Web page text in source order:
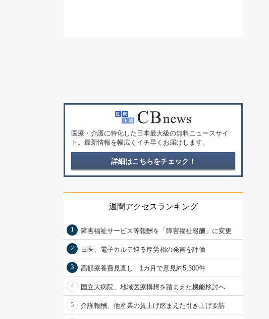
医療・介護に特化した日本最大級の無料ニュースサイ
ト。最新情報を幅広くイチ早くお届けします。
詳細はこちらをチェック！
週間アクセスランキング
1 障害福祉サービス等報酬を「障害福祉報酬」に変更
2 日医、電子カルテ巡る厚労相の発言を評価
3 高額療養費見直し 1カ月で意見約5,300件
4 国立大病院、地域医療構想を踏まえた機能検討へ
5 介護報酬、他産業の賃上げ踏まえた引き上げ要請